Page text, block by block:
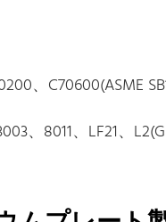
、C70600(ASME
、8011、LF21、